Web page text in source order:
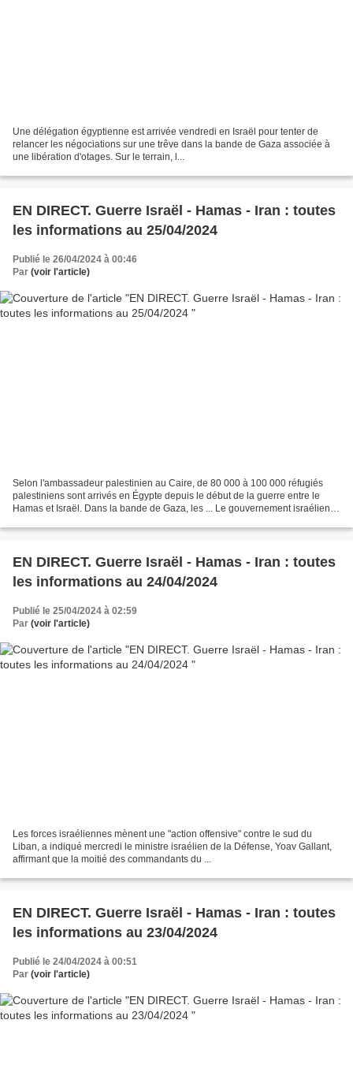
Une délégation égyptienne est arrivée vendredi en Israël pour tenter de
relancer les négociations sur une trêve dans la bande de Gaza associée à
une libération d'otages. Sur le terrain, l...
EN DIRECT. Guerre Israël - Hamas - Iran : toutes
les informations au 25/04/2024
Publié le 26/04/2024 à 00:46
Par (voir l'article)
Selon l'ambassadeur palestinien au Caire, de 80 000 à 100 000 réfugiés
palestiniens sont arrivés en Égypte depuis le début de la guerre entre le
Hamas et Israël. Dans la bande de Gaza, les ... Le gouvernement israélien
EN DIRECT. Guerre Israël - Hamas - Iran : toutes
les informations au 24/04/2024
Publié le 25/04/2024 à 02:59
Par (voir l'article)
Les forces israéliennes mènent une "action offensive" contre le sud du
Liban, a indiqué mercredi le ministre israélien de la Défense, Yoav Gallant,
affirmant que la moitié des commandants du ...
EN DIRECT. Guerre Israël - Hamas - Iran : toutes
les informations au 23/04/2024
Publié le 24/04/2024 à 00:51
Par (voir l'article)